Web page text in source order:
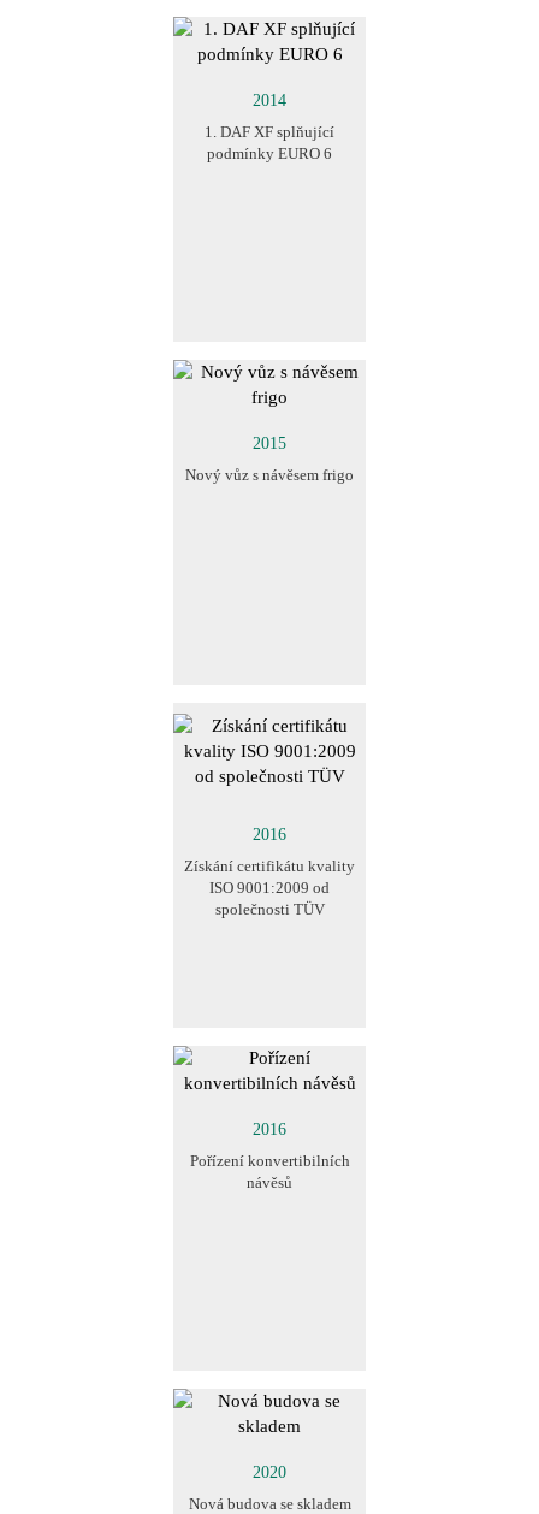
2014
1. DAF XF splňující
podmínky EURO 6
2015
Nový vůz s návěsem frigo
2016
Získání certifikátu kvality
ISO 9001:2009 od
společnosti TÜV
2016
Pořízení konvertibilních
návěsů
2020
Nová budova se skladem